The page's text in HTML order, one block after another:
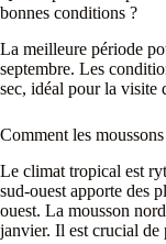
bonnes conditions ?
La meilleure période
septembre. Les
sec, idéal pour la visite
Comment les
Le climat tropical est
sud-ouest apporte des
ouest. La mousson
janvier. Il est crucial